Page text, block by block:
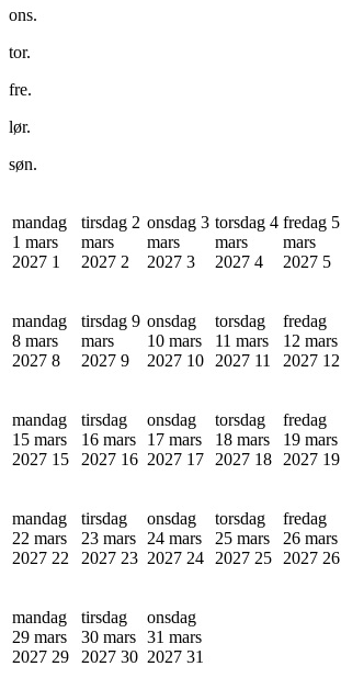
ons.
tor.
fre.
lør.
søn.
mandag
1 mars
2027 1
tirsdag 2
mars
2027 2
onsdag 3
mars
2027 3
torsdag 4
mars
2027 4
fredag 5
mars
2027 5
mandag
8 mars
2027 8
tirsdag 9
mars
2027 9
onsdag
10 mars
2027 10
torsdag
11 mars
2027 11
fredag
12 mars
2027 12
mandag
15 mars
2027 15
tirsdag
16 mars
2027 16
onsdag
17 mars
2027 17
torsdag
18 mars
2027 18
fredag
19 mars
2027 19
mandag
22 mars
2027 22
tirsdag
23 mars
2027 23
onsdag
24 mars
2027 24
torsdag
25 mars
2027 25
fredag
26 mars
2027 26
mandag
29 mars
2027 29
tirsdag
30 mars
2027 30
onsdag
31 mars
2027 31